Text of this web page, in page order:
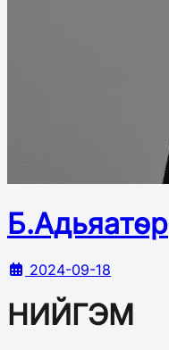
Б.Адьяатөр
2024-09-18
НИЙГЭМ